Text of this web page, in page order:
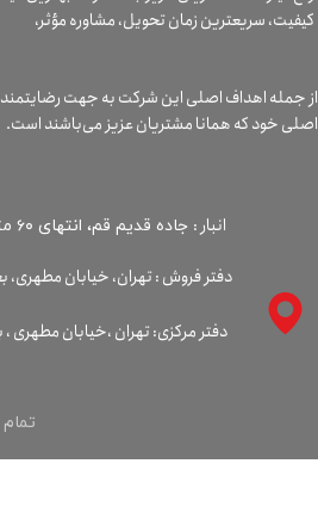
کیفیت، سریعترین زمان تحویل، مشاوره مؤثر،
از جمله اهداف اصلی این شرکت به جهت
اصلی خود که همانا مشتریان عزیز می‌باشند است.
دفتر فروش : تهران، خیابان مطهری، بعد از
انبار : جاده قدیم قم، انتهای ۶۰ متری شورآباد، خیابان صنعت دهم، پلاک 21، انبار کوروش